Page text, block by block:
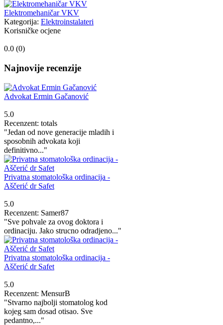
Elektromehaničar VKV
Kategorija: Elektroinstalateri
Korisničke ocjene
0.0 (0)
Najnovije recenzije
Advokat Ermin Gačanović
5.0
Recenzent: totals
"Jedan od nove generacije mladih i
sposobnih advokata koji
definitivno..."
Privatna stomatološka ordinacija -
Aščerić dr Safet
5.0
Recenzent: Samer87
"Sve pohvale za ovog doktora i
ordinaciju. Jako strucno odradjeno..."
Privatna stomatološka ordinacija -
Aščerić dr Safet
5.0
Recenzent: MensurB
"Stvarno najbolji stomatolog kod
kojeg sam dosad otisao. Sve
pedantno,..."